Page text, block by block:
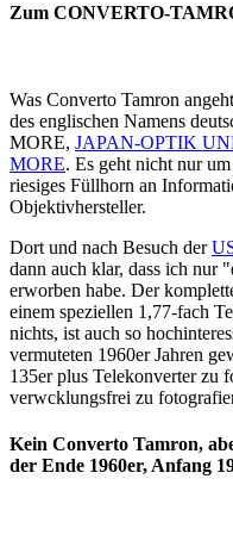
Zum CONVERTO-
Was Converto Tamron
des englischen Namens
MORE, JAPAN-OPTIK
MORE. Es geht nicht nur
riesiges Füllhorn an
Objektivhersteller.
Dort und nach Besuch der
dann auch klar, dass ich nur
erworben habe. Der
einem speziellen 1,77-fach
nichts, ist auch so
vermuteten 1960er Jahren
135er plus Telekonverter zu
verwcklungsfrei zu
Kein Converto Tamron,
der Ende 1960er, Anfang